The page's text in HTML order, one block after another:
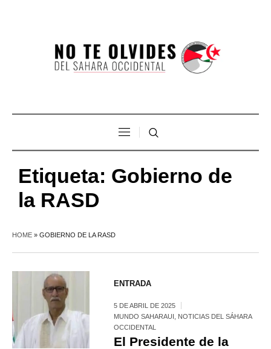
Etiqueta: Gobierno de
la RASD
HOME » GOBIERNO DE LA RASD
ENTRADA
5 DE ABRIL DE 2025
MUNDO SAHARAUI
NOTICIAS DEL SÁHARA
OCCIDENTAL
El Presidente de la